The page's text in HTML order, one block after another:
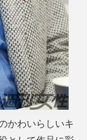
かわいらしいキ